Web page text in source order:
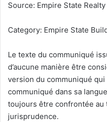
Source: Empire State
Category: Empire State
Le texte du communiqué
d’aucune manière être
version du communiqué
communiqué dans sa
toujours être confrontée au
jurisprudence.